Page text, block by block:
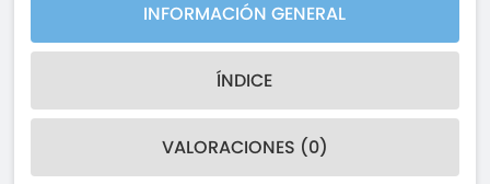
INFORMACIÓN GENERAL
ÍNDICE
VALORACIONES (0)